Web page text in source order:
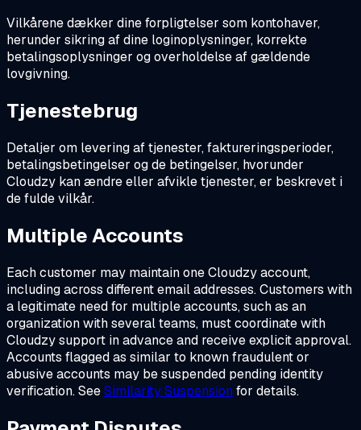
Vilkårene dækker dine forpligtelser som kontohaver,
herunder sikring af dine loginoplysninger, korrekte
betalingsoplysninger og overholdelse af gældende
lovgivning.
Tjenestebrug
Detaljer om levering af tjenester, faktureringsperioder,
betalingsbetingelser og de betingelser, hvorunder
Cloudzy kan ændre eller afvikle tjenester, er beskrevet i
de fulde vilkår.
Multiple Accounts
Each customer may maintain one Cloudzy account,
including across different email addresses. Customers with
a legitimate need for multiple accounts, such as an
organization with several teams, must coordinate with
Cloudzy support in advance and receive explicit approval.
Accounts flagged as similar to known fraudulent or
abusive accounts may be suspended pending identity
verification. SeeSimilarity Suspension for details.